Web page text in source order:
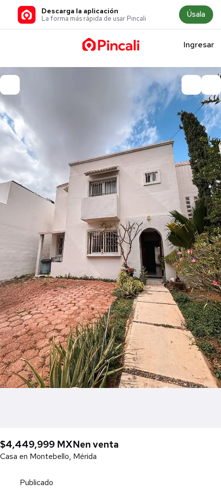
Descarga la aplicación
La forma más rápida de usar Pincali Úsala
Ingresar
$4,449,999 MXNen venta
Casa en Montebello, Mérida
Publicado